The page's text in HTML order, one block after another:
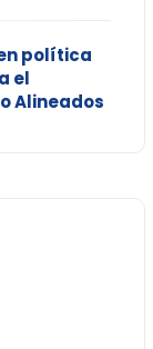
política
el
Alineados